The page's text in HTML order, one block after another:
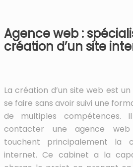
Agence web :
création d’un site
La création d’un site web est
se faire sans avoir suivi une
de multiples compétences.
contacter une agence
touchent principalement la
internet. Ce cabinet a la